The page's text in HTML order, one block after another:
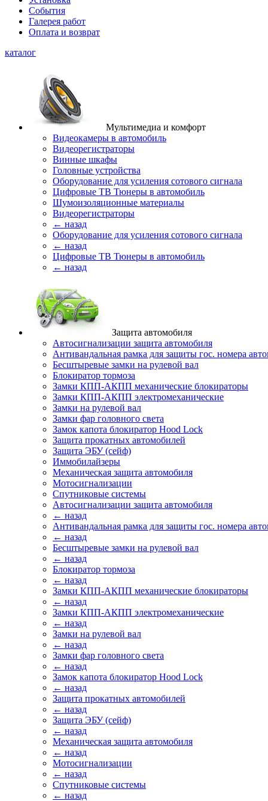
События
Галерея работ
Оплата и возврат
каталог
Мультимедиа и комфорт
Видеокамеры в автомобиль
Видеорегистраторы
Винные шкафы
Головные устройства
Оборудование для усиления сотового сигнала
Цифровые ТВ Тюнеры в автомобиль
Шумоизоляционные материалы
Видеорегистраторы
← назад
Оборудование для усиления сотового сигнала
← назад
Цифровые ТВ Тюнеры в автомобиль
← назад
Защита автомобиля
Автосигнализации защита автомобиля
Антивандальная рамка для защиты гос. номера
Бесштыревые замки на рулевой вал
Блокиратор тормоза
Замки КПП-АКПП механические блокираторы
Замки КПП-АКПП электромеханические
Замки на рулевой вал
Замки фар головного света
Замок капота блокиратор Hood Lock
Защита прокатных автомобилей
Защита ЭБУ (сейф)
Иммобилайзеры
Механическая защита автомобиля
Мотосигнализации
Спутниковые системы
Автосигнализации защита автомобиля
← назад
Антивандальная рамка для защиты гос. номера
← назад
Бесштыревые замки на рулевой вал
← назад
Блокиратор тормоза
← назад
Замки КПП-АКПП механические блокираторы
← назад
Замки КПП-АКПП электромеханические
← назад
Замки на рулевой вал
← назад
Замки фар головного света
← назад
Замок капота блокиратор Hood Lock
← назад
Защита прокатных автомобилей
← назад
Защита ЭБУ (сейф)
← назад
Механическая защита автомобиля
← назад
Мотосигнализации
← назад
Спутниковые системы
← назад